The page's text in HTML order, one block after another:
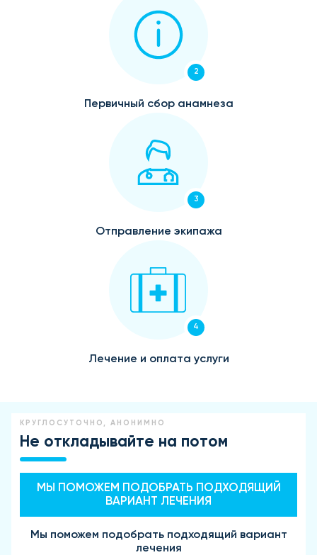
2
Первичный сбор анамнеза
3
Отправление экипажа
4
Лечение и оплата услуги
КРУГЛОСУТОЧНО, АНОНИМНО
Не откладывайте на потом
МЫ ПОМОЖЕМ ПОДОБРАТЬ ПОДХОДЯЩИЙ
ВАРИАНТ ЛЕЧЕНИЯ
Мы поможем подобрать подходящий вариант
лечения